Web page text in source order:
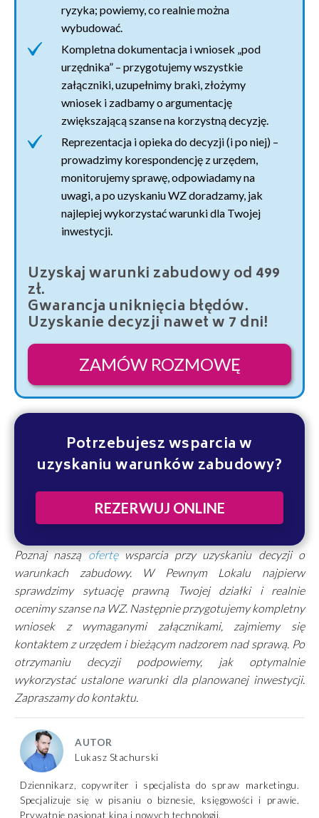
ryzyka; powiemy, co realnie można
wybudować.
Kompletna dokumentacja i wniosek „pod
urzędnika” – przygotujemy wszystkie
załączniki, uzupełnimy braki, złożymy
wniosek i zadbamy o argumentację
zwiększającą szanse na korzystną decyzję.
Reprezentacja i opieka do decyzji (i po niej) –
prowadzimy korespondencję z urzędem,
monitorujemy sprawę, odpowiadamy na
uwagi, a po uzyskaniu WZ doradzamy, jak
najlepiej wykorzystać warunki dla Twojej
inwestycji.
Uzyskaj warunki zabudowy od 499
zł.
Gwarancja uniknięcia błędów.
Uzyskanie decyzji nawet w 7 dni!
ZAMÓW ROZMOWĘ
Potrzebujesz wsparcia w
uzyskaniu warunków zabudowy?
REZERWUJ ONLINE
Poznaj nasząofertęwsparcia przy uzyskaniu decyzji o
warunkach zabudowy. W Pewnym Lokalu najpierw
sprawdzimy sytuację prawną Twojej działki i realnie
ocenimy szanse na WZ. Następnie przygotujemy kompletny
wniosek z wymaganymi załącznikami, zajmiemy się
kontaktem z urzędem i bieżącym nadzorem nad sprawą. Po
otrzymaniu decyzji podpowiemy, jak optymalnie
wykorzystać ustalone warunki dla planowanej inwestycji.
Zapraszamy do kontaktu.
AUTOR
Lukasz Stachurski
Dziennikarz, copywriter i specjalista do spraw marketingu.
Specjalizuje się w pisaniu o biznesie, księgowości i prawie.
Prywatnie pasjonat kina i nowych technologii.